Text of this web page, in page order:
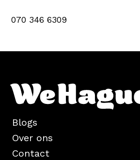
070 346 6309
Blogs
Over ons
Contact